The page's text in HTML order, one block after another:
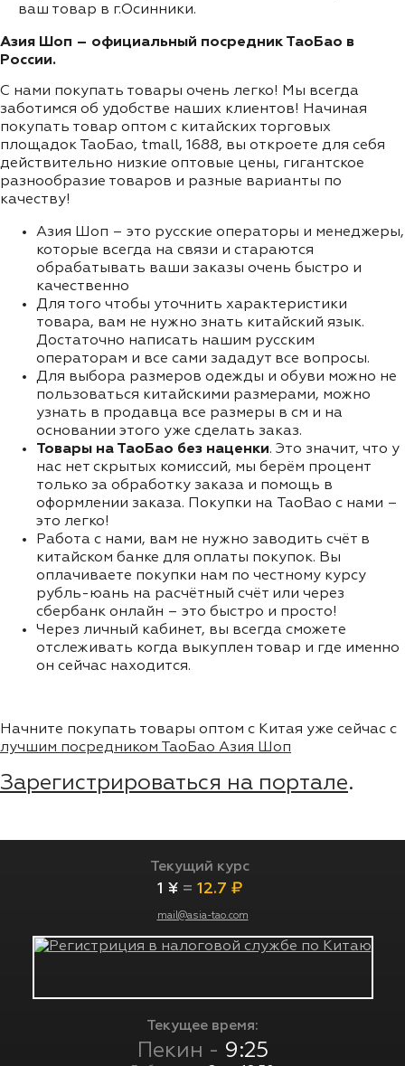
ваш товар в г.Осинники.
Азия Шоп – официальный посредник ТаоБао в
России.
С нами покупать товары очень легко! Мы всегда
заботимся об удобстве наших клиентов! Начиная
покупать товар оптом с китайских торговых
площадок ТаоБао, tmall, 1688, вы откроете для себя
действительно низкие оптовые цены, гигантское
разнообразие товаров и разные варианты по
качеству!
Азия Шоп – это русские операторы и менеджеры,
которые всегда на связи и стараются
обрабатывать ваши заказы очень быстро и
качественно
Для того чтобы уточнить характеристики
товара, вам не нужно знать китайский язык.
Достаточно написать нашим русским
операторам и все сами зададут все вопросы.
Для выбора размеров одежды и обуви можно не
пользоваться китайскими размерами, можно
узнать в продавца все размеры в см и на
основании этого уже сделать заказ.
Товары на ТаоБао без наценки. Это значит, что у
нас нет скрытых комиссий, мы берём процент
только за обработку заказа и помощь в
оформлении заказа. Покупки на TaoBao с нами –
это легко!
Работа с нами, вам не нужно заводить счёт в
китайском банке для оплаты покупок. Вы
оплачиваете покупки нам по честному курсу
рубль-юань на расчётный счёт или через
сбербанк онлайн – это быстро и просто!
Через личный кабинет, вы всегда сможете
отслеживать когда выкуплен товар и где именно
он сейчас находится.
Начните покупать товары оптом с Китая уже сейчас с
лучшим посредником ТаоБао Азия Шоп
Зарегистрироваться на портале.
Текущий курс
1 ¥ = 12.7 ₽
mail@asia-tao.com
Текущее время:
Пекин - 9:25